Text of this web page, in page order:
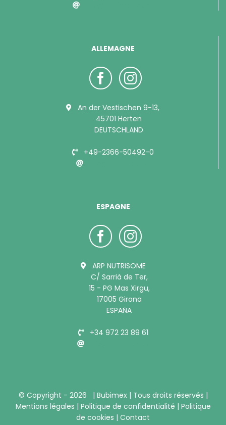
ALLEMAGNE
An der Vestischen 9-13,
45701 Herten
DEUTSCHLAND
+49-2366-50492-0
ESPAGNE
ARP NUTRISOME
C/ Sarrià de Ter,
15 - PG Mas Xirgu,
17005 Girona
ESPAÑA
+34 972 23 89 61
© Copyright - 2026 | Bubimex | Tous droits réservés |
Mentions légales | Politique de confidentialité | Politique
de cookies | Contact